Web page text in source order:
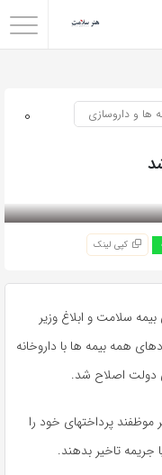
0 ها و داروسازی
کپی لینک
سلامت و ابلاغ وزیر
همه بیمه ها با داروخانه
موظفند پرداختهای خود را